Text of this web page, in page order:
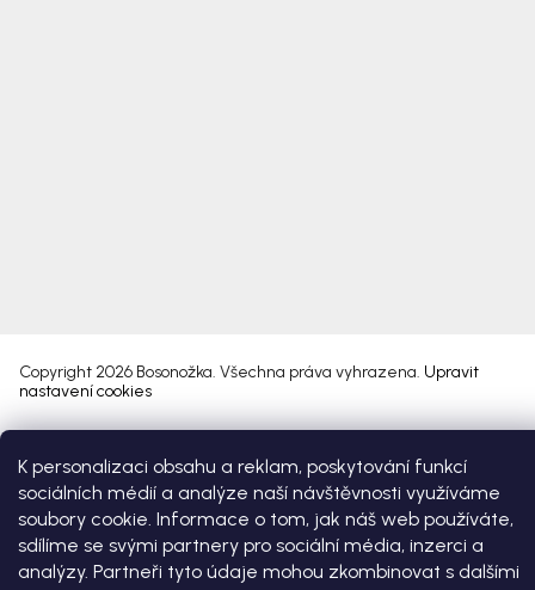
K personalizaci obsahu a reklam, poskytování funkcí
sociálních médií a analýze naší návštěvnosti využíváme
soubory cookie. Informace o tom, jak náš web používáte,
sdílíme se svými partnery pro sociální média, inzerci a
analýzy. Partneři tyto údaje mohou zkombinovat s dalšími
Copyright 2026 Bosonožka. Všechna práva vyhrazena. Upravit
nastavení cookies